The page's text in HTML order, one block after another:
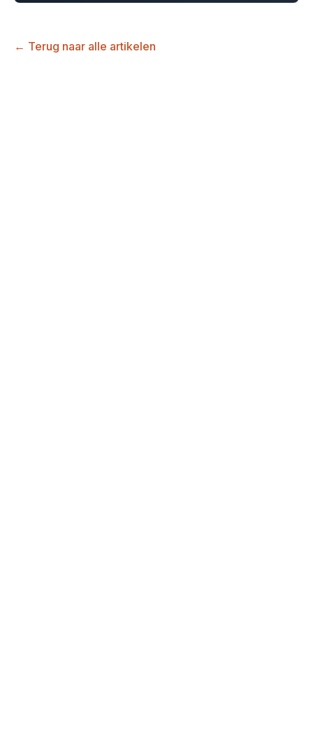
← Terug naar alle artikelen